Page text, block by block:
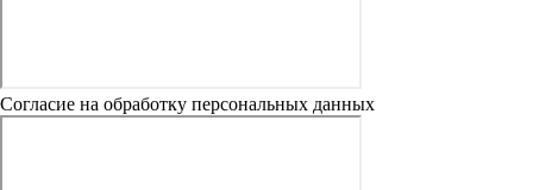
Согласие на обработку персональных данных